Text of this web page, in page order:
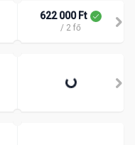
622 000 Ft
/ 2 fő